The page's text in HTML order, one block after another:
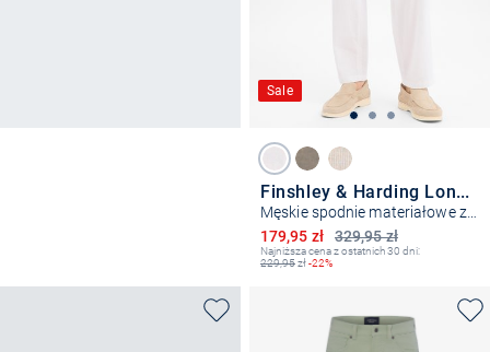
Sale
Finshley & Harding London
Męskie spodnie materiałowe z zawartością lnu - Cross
329,95 zł
Obniżona cena
179,95 zł
Najniższa cena z ostatnich 30 dni:
229,95zł-22%